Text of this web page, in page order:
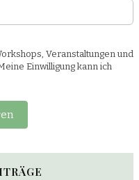
Veranstaltungen und
Einwilligung kann ich